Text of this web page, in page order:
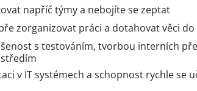
napříč týmy a nebojíte se zeptat
zorganizovat práci a dotahovat věci do
s testováním, tvorbou interních
v IT systémech a schopnost rychle se